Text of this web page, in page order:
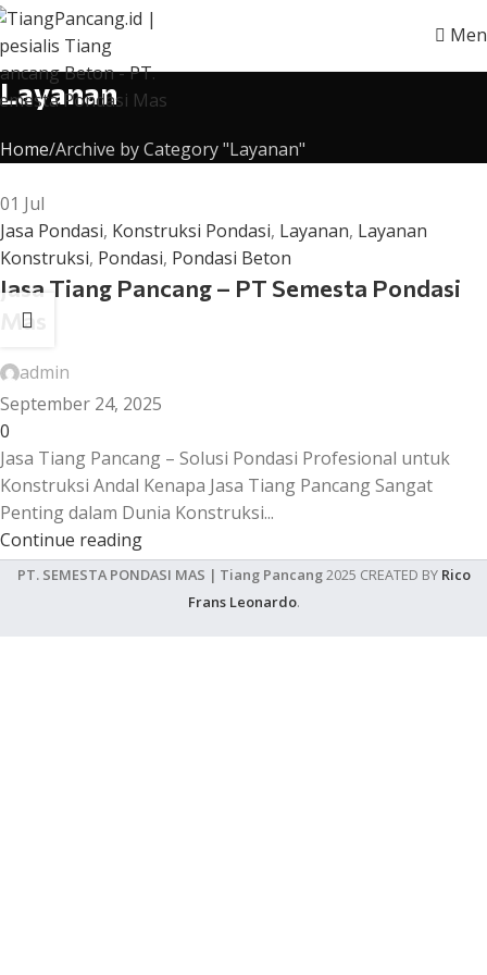
Layanan
Home Archive by Category "Layanan"
01 Jul
Jasa Pondasi, Konstruksi Pondasi, Layanan, Layanan
Konstruksi, Pondasi, Pondasi Beton
Jasa Tiang Pancang – PT Semesta Pondasi
Mas
admin
September 24, 2025
0
Jasa Tiang Pancang – Solusi Pondasi Profesional untuk
Konstruksi Andal Kenapa Jasa Tiang Pancang Sangat
Penting dalam Dunia Konstruksi...
Continue reading
PT. SEMESTA PONDASI MAS | Tiang Pancang2025 CREATED BY Rico
Frans Leonardo.